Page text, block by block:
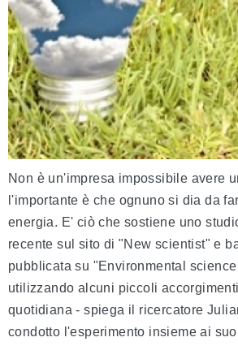
Non è un'impresa impossibile avere
l'importante è che ognuno si dia da
energia. E' ciò che sostiene uno
recente sul sito di "New scientist" e
pubblicata su "Environmental
utilizzando alcuni piccoli
quotidiana - spiega il ricercatore
condotto l'esperimento insieme ai